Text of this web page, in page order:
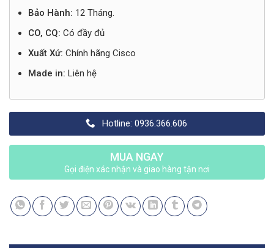
Bảo Hành: 12 Tháng.
CO, CQ: Có đầy đủ
Xuất Xứ: Chính hãng Cisco
Made in: Liên hệ
Hotline: 0936.366.606
MUA NGAY
Gọi điện xác nhận và giao hàng tận nơi